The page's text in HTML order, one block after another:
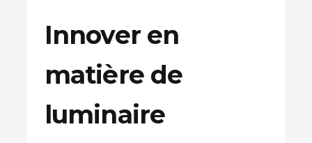
Innover en
matière de
luminaire